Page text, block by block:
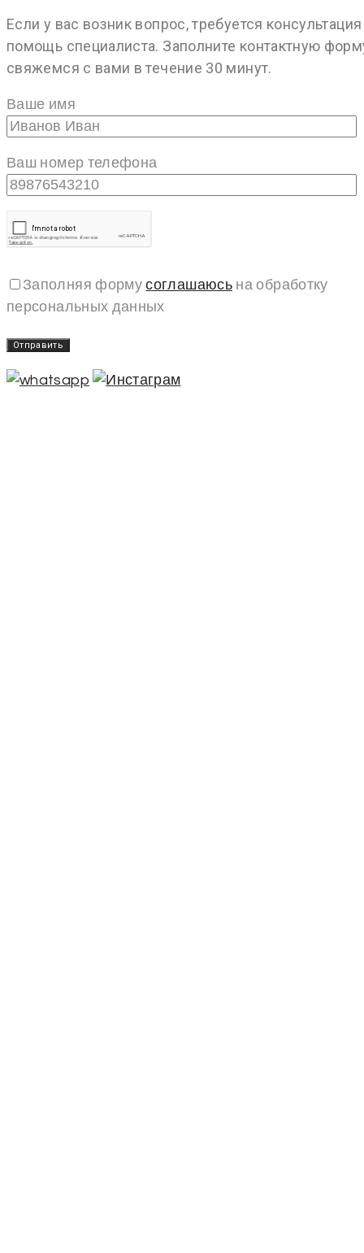
Если у вас возник вопрос, требуется
помощь специалиста. Заполните контактную
свяжемся с вами в течение 30 минут.
Ваше имя
Ваш номер телефона
Заполняя формусоглашаюсь на обработку
персональных данных